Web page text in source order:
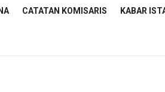
CATATAN KOMISARIS KABAR